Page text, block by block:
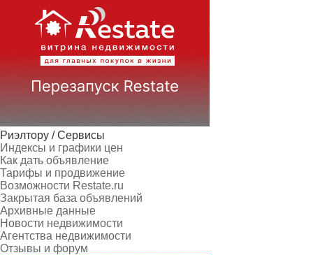
Риэлтору / Сервисы
Индексы и графики цен
Как дать объявление
Тарифы и продвижение
Возможности Restate.ru
Закрытая база объявлений
Архивные данные
Новости недвижимости
Агентства недвижимости
Отзывы и форум